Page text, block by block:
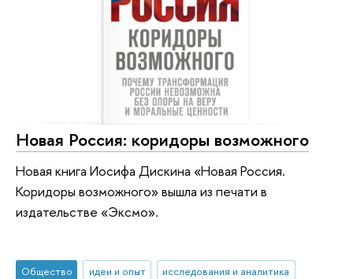
Новая Россия: коридоры возможного
Новая книга Иосифа Дискина «Новая Россия.
Коридоры возможного» вышла из печати в
издательстве «Эксмо».
Общество идеи и опыт
исследования и аналитика